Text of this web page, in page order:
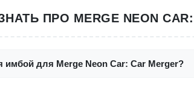
ПРО MERGE NEON CAR:
имбой для Merge Neon Car: Car Merger?